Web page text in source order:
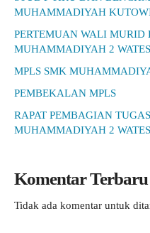
MUHAMMADIYAH
PERTEMUAN WALI MURID
MUHAMMADIYAH 2
MPLS SMK
PEMBEKALAN MPLS
RAPAT PEMBAGIAN
MUHAMMADIYAH 2 WATES
Komentar Terbaru
Tidak ada komentar untuk